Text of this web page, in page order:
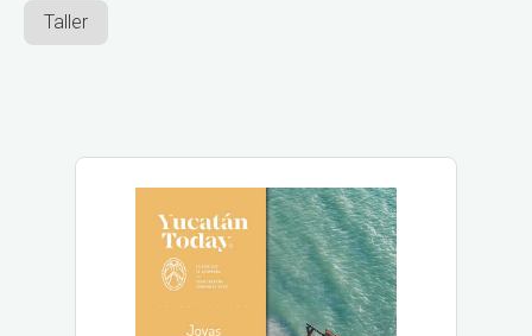
Taller